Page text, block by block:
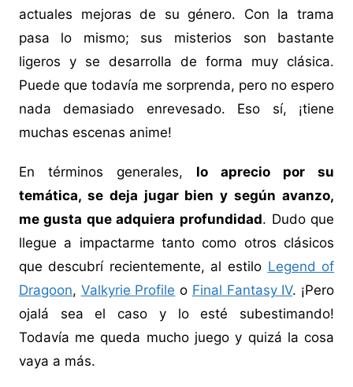
actuales mejoras de su género. Con la trama
pasa lo mismo; sus misterios son bastante
ligeros y se desarrolla de forma muy clásica.
Puede que todavía me sorprenda, pero no espero
nada demasiado enrevesado. Eso sí, ¡tiene
muchas escenas anime!
En términos generales, lo aprecio por su
temática, se deja jugar bien y según avanzo,
me gusta que adquiera profundidad. Dudo que
llegue a impactarme tanto como otros clásicos
que descubrí recientemente, al estilo Legend of
Dragoon, Valkyrie Profile o Final Fantasy IV. ¡Pero
ojalá sea el caso y lo esté subestimando!
Todavía me queda mucho juego y quizá la cosa
vaya a más.